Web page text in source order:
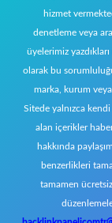
hizmet
denetleme veya
üyelerimiz
olarak bu
marka, kurum
Sitede yalnızca kendi
alan içerikler
hakkında
benzerlikleri
tamamen